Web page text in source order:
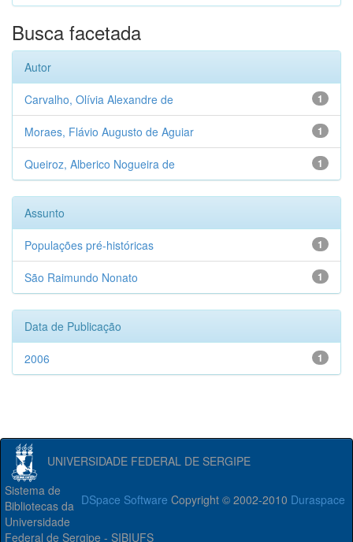
Busca facetada
Autor
1
Carvalho, Olívia Alexandre de
1
Moraes, Flávio Augusto de Aguiar
1
Queiroz, Alberico Nogueira de
Assunto
1
Populações pré-históricas
1
São Raimundo Nonato
Data de Publicação
1
2006
UNIVERSIDADE FEDERAL DE SERGIPE
DSpace Software Copyright © 2002-2010 Duraspace
Sistema de
Bibliotecas da
Universidade
Federal de Sergipe - SIBIUFS